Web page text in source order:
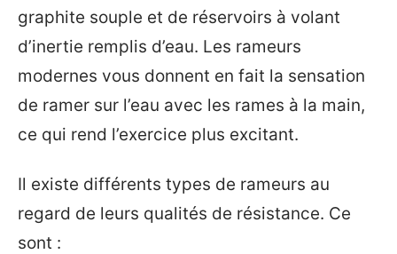
graphite souple et de réservoirs à volant
d’inertie remplis d’eau. Les rameurs
modernes vous donnent en fait la sensation
de ramer sur l’eau avec les rames à la main,
ce qui rend l’exercice plus excitant.
Il existe différents types de rameurs au
regard de leurs qualités de résistance. Ce
sont :